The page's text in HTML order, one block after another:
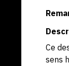
Ce
sens